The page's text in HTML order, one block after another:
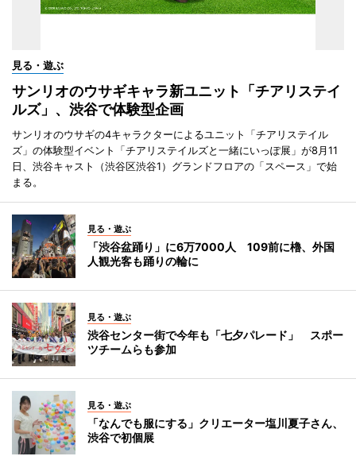
見る・遊ぶ
サンリオのウサギキャラ新ユニット「チアリステイ
ルズ」、渋谷で体験型企画
サンリオのウサギの4キャラクターによるユニット「チアリステイル
ズ」の体験型イベント「チアリステイルズと一緒にいっぽ展」が8月11
日、渋谷キャスト（渋谷区渋谷1）グランドフロアの「スペース」で始
まる。
見る・遊ぶ
「渋谷盆踊り」に6万7000人 109前に櫓、外国
人観光客も踊りの輪に
見る・遊ぶ
渋谷センター街で今年も「七夕パレード」 スポー
ツチームらも参加
見る・遊ぶ
「なんでも服にする」クリエーター塩川夏子さん、
渋谷で初個展